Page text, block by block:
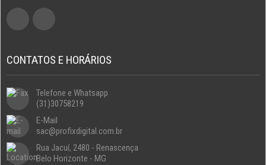
CONTATOS E HORÁRIOS
Telefone e Whatsapp
(31)30758219
E-Mail
sac@profixdigital.com.br
Rua Jacuí, 2480 - Renascença
Belo Horizonte - MG